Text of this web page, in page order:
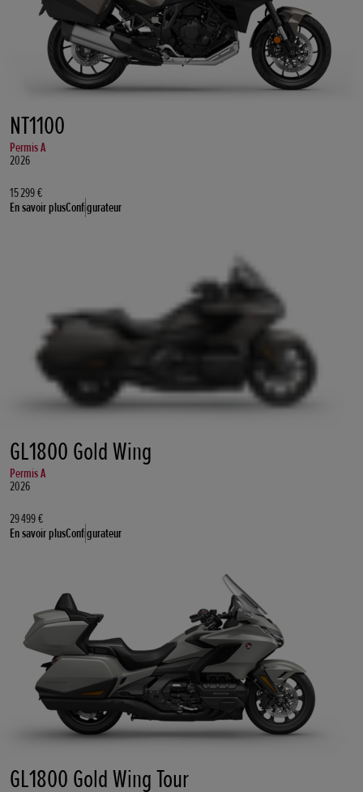
NT1100
Permis A
2026
15 299 €
En savoir plusConfigurateur
GL1800 Gold Wing
Permis A
2026
29 499 €
En savoir plusConfigurateur
GL1800 Gold Wing Tour